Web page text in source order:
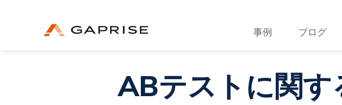
事例 ブログ
ABテストに関す